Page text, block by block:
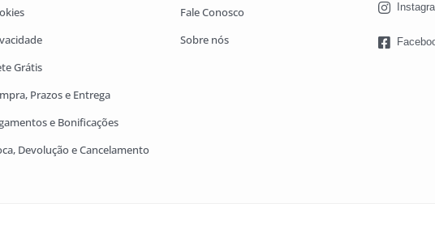
Grátis
Prazos e Entrega
e Bonificações
Devolução e Cancelamento
Fale Conosco
Sobre nós
lançada com sucesso!